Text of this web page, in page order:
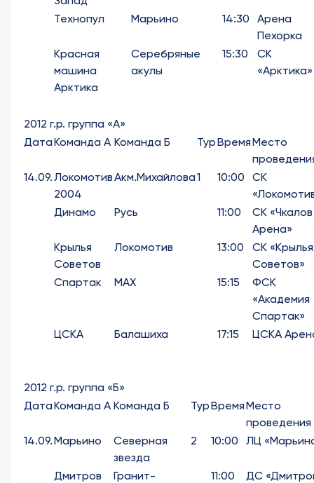
Технопул
Марьино 14:30
Арена
Пехорка
Красная
машина
Арктика
Серебряные
акулы
15:30
СК
«Арктика»
2012 г.р. группа «А»
ДатаКоманда А Команда Б ТурВремяМесто
14.09.Локомотив
2004
Акм.Михайлова1 10:00
СК
Динамо
Русь 11:00
СК «Чкалов
Арена»
Крылья
Советов
Локомотив 13:00
СК «Крылья
Советов»
Спартак
МАХ 15:15
ФСК
«Академия
Спартак»
ЦСКА
Балашиха 17:15 ЦСКА
2012 г.р. группа «Б»
ДатаКоманда А Команда Б ТурВремяМесто
проведения
14.09.Марьино
Северная
звезда
2 10:00 ЛЦ
Дмитров
Гранит-
11:00 ДС